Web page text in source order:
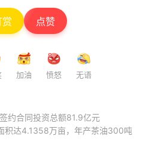
赏 点赞
加油 愤怒 无语
约合同投资总额81.9亿元
积达4.1358万亩，年产茶油300吨